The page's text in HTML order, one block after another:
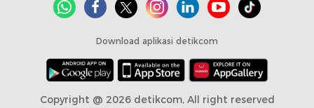
Download aplikasi detikcom
Copyright @ 2026 detikcom, All right reserved